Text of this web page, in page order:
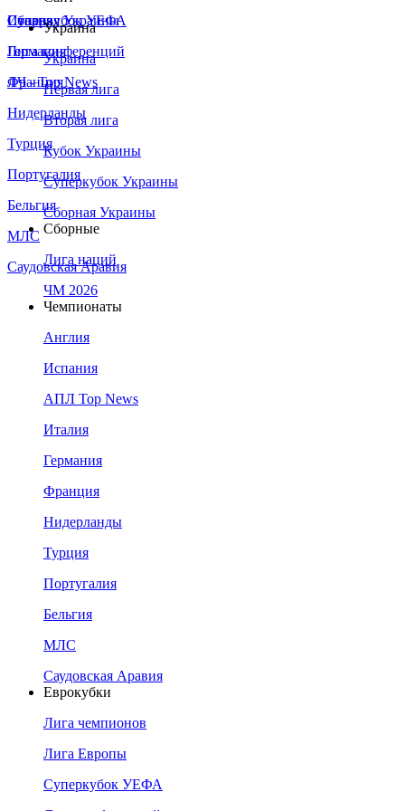
Сборная Украины
Италия
Германия
Франция
Нидерланды
Турция
Португалия
Бельгия
МЛС
Саудовская Аравия
Суперкубок УЕФА
Лига конференций
ЛЧ - Top News
Украина
Украина
Первая лига
Вторая лига
Кубок Украины
Суперкубок Украины
Сборная Украины
Сборные
Лига наций
ЧМ 2026
Чемпионаты
Англия
Испания
АПЛ Top News
Италия
Германия
Франция
Нидерланды
Турция
Португалия
Бельгия
МЛС
Саудовская Аравия
Еврокубки
Лига чемпионов
Лига Европы
Суперкубок УЕФА